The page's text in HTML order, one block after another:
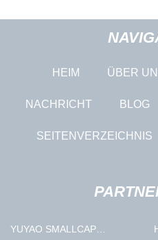
HEIM ÜBER
NACHRICHT BLOG
SEITENVERZEICHNIS
YUYAO SMALLCAP